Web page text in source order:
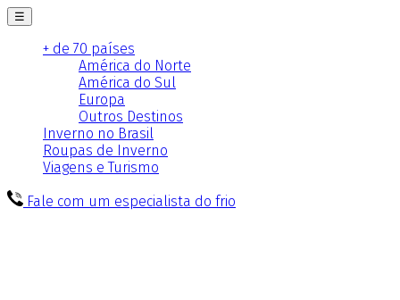
☰
+ de 70 países
América do Norte
América do Sul
Europa
Outros Destinos
Inverno no Brasil
Roupas de Inverno
Viagens e Turismo
Fale com um especialista do frio